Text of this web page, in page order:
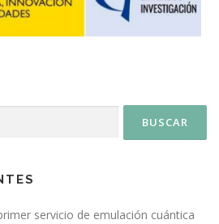
servicio de emulación cuántica